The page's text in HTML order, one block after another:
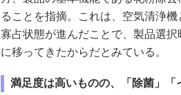
ることを指摘。これは、空気清浄
寡占状態が進んだことで、製品選
に移ってきたからだとみている。
満足度は高いものの、「除菌」